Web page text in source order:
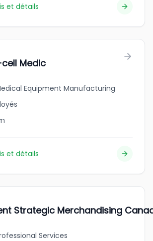
et détails
Medic
Equipment Manufacturing
et détails
Strategic Merchandising
Services